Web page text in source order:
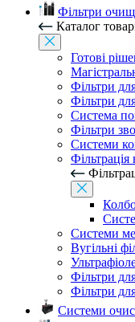
Фільтри
Каталог
Готові
Фільтри
Фільтри
Система
Фільтри
Системи
Фільтрація
Системи
Вугільні
Фільтри
Фільтри
Системи